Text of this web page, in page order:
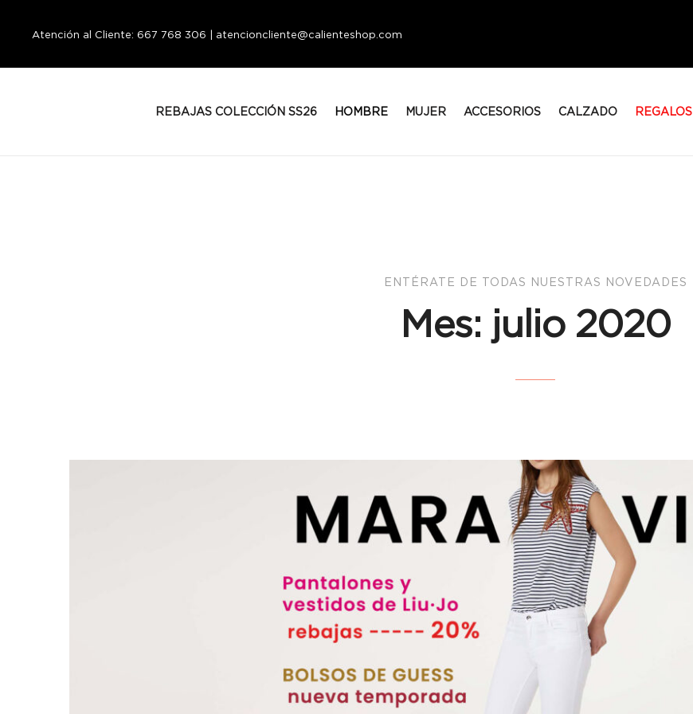
Atención al Cliente: 667 768 306 | atencioncliente@calienteshop.com
REBAJAS COLECCIÓN SS26 HOMBRE MUJER ACCESORIOS CALZADO REGALOS
ENTÉRATE DE TODAS NUESTRAS NOVEDADES
Mes: julio 2020